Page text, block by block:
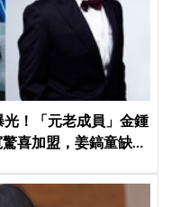
！「元老成員」金鍾
喜加盟，姜鎬童缺席